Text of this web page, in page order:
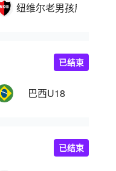
纽维尔老男孩后备队
巴西U18
已结束
已结束